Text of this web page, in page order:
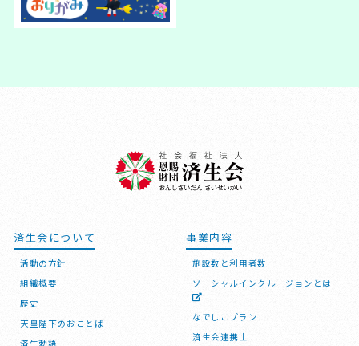
済生会について
活動の方針
組織概要
歴史
天皇陛下のおことば
済生勅語
事業内容
施設数と利用者数
ソーシャルインクルージョンとは
なでしこプラン
済生会連携士